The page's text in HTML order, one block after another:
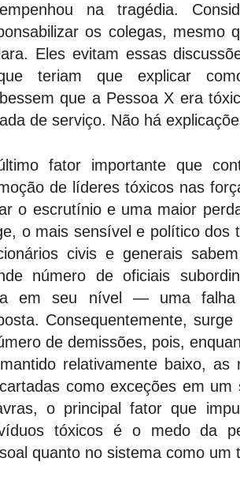
na tragédia.
os colegas, mesmo
Eles evitam essas
teriam que explicar
que a Pessoa X era
de serviço. Não há
fator importante que
de líderes tóxicos nas
o escrutínio e uma maior
o mais sensível e político dos
civis e generais
número de oficiais
em seu nível — uma falha
Consequentemente,
de demissões, pois,
relativamente baixo, as
como exceções em
o principal fator que
tóxicos é o medo da
quanto no sistema como um